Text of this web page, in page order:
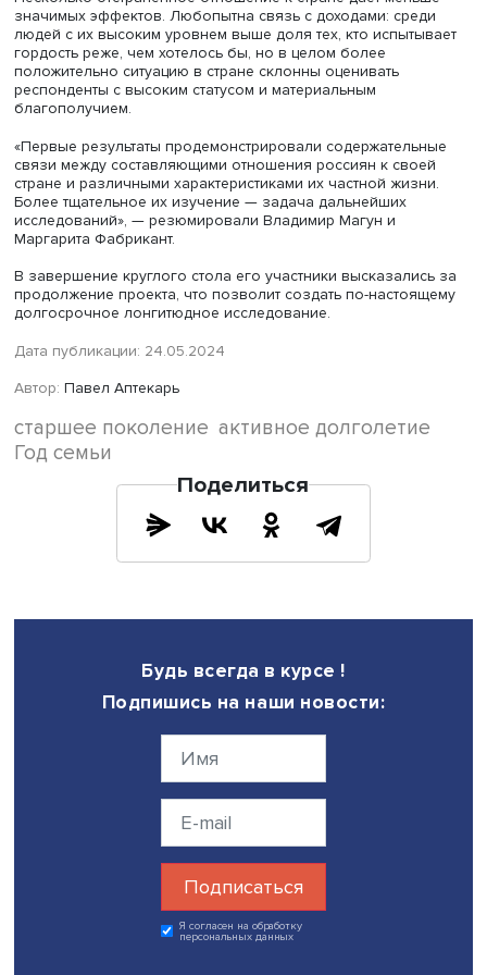
Более 90% опрошенных в 2023 году чувствуют очень
или довольно сильную связь с Россией, примерно
доля респондентов очень или в какой-то мере
что живут в нашей стране. Более выраженная вера в
превосходство (Россия лучше большинства стран)
этом подавляющее большинство уверено, что для
развития страны необходимо признавать ее
больше выражено положительное отношение к стране
позитивно влияет просмотр новостей по телевизору,
как их изучение в интернете имеет слабый
Докладчики обратили внимание, что люди не
проблемы частной жизни интересом к общественной,
положительно отражается на восприятии положения в
Также на его восприятие позитивно влияют показатели
генерализованного доверия.
Несколько отстраненное отношение к стране дает